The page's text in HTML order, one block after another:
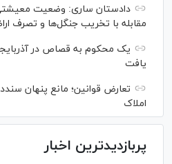
دادستان ساری: وضعیت معیشتی
مقابله با تخریب جنگل‌ها و تصرف
یک محکوم به قصاص در
یافت
تعارض قوانین؛ مانع پنهان
املاک
پربازدیدترین اخبار